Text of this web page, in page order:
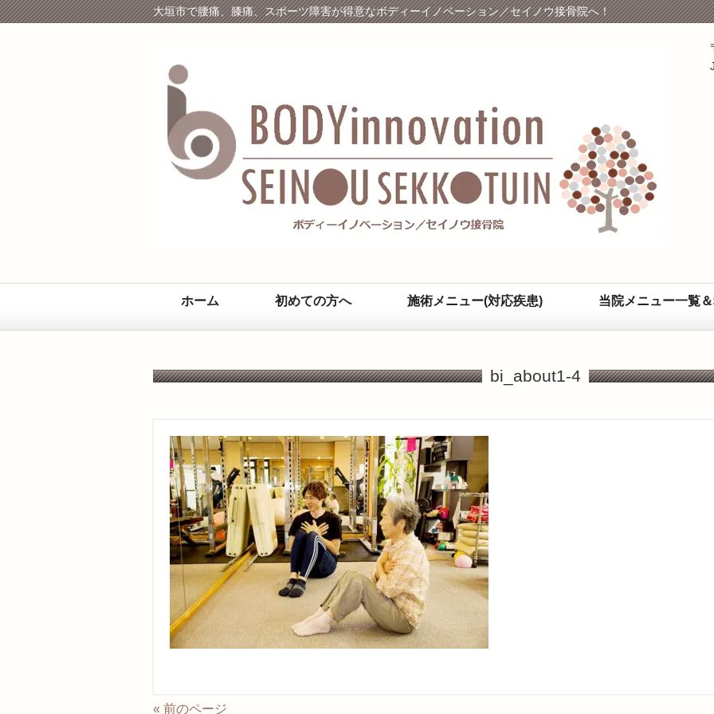
大垣市で腰痛、膝痛、スポーツ障害が得意なボディーイノベーション／セイノウ接骨院へ！
ホーム 初めての方へ 施術メニュー(対応疾患) 当院メニュー一覧
bi_about1-4
« 前のページ